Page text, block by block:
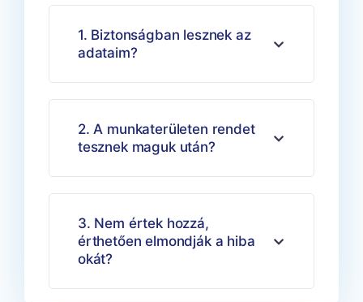
1. Biztonságban lesznek az
adataim?
2. A munkaterületen rendet
tesznek maguk után?
3. Nem értek hozzá,
érthetően elmondják a hiba
okát?